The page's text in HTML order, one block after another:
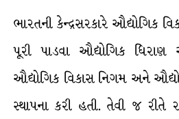
ભારતની કેન્દ્રસરકારે ઔદ્યોગિક
પૂરી પાડવા ઔદ્યોગિક
ઔદ્યોગિક વિકાસ નિગમ અને
સ્થાપના કરી હતી. તેવી જ રીતે